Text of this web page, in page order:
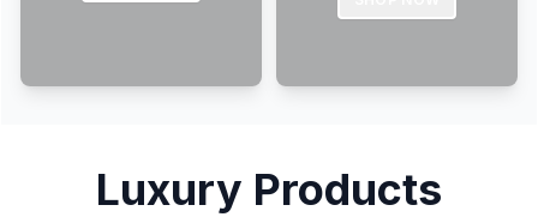
Luxury Products